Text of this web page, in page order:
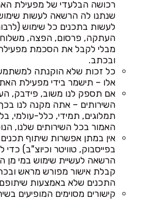
רכושה הבלעדי של מפעילת
שנתנו לה הרשאה לעשות
לעשות בתכנים כל שימוש
העתקה, פרסום, הפצה, משלוח,
מבלי לקבל את הסכמת
ובכתב.
כל זכות שלא הוקנתה
אלו – תישמר בידי מפעילת
אם תספק לנו משוב, פידבק,
השירותים – אתה מקנה לנו בכך
תמלוגים, תמידי, כלל-עולמי,
האמור בכל השירותים שלנו,
אין במתן אפשרות שיתוף
בפייסבוק, טוויטר וכיוצ"ב) כדי
הרשאה לעשיית שימוש במי מן
קבלת אישור מפורש מראש
התכנים שלא באמצעות
קישורים מסוימים המופיעים